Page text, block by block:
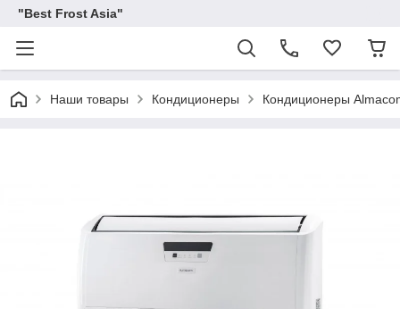
"Best Frost Asia"
Наши товары Кондиционеры Кондиционеры